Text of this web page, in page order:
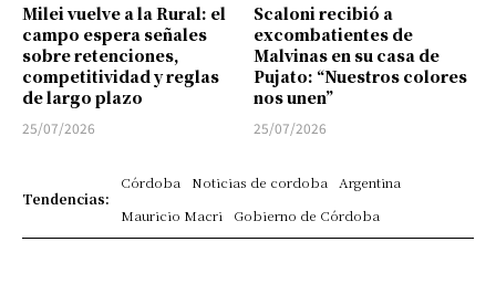
Milei vuelve a la Rural: el
campo espera señales
sobre retenciones,
competitividad y reglas
de largo plazo
25/07/2026
Scaloni recibió a
excombatientes de
Malvinas en su casa de
Pujato: “Nuestros colores
nos unen”
25/07/2026
Tendencias:
Córdoba Noticias de cordoba
Argentina
Mauricio Macri
Gobierno de Córdoba